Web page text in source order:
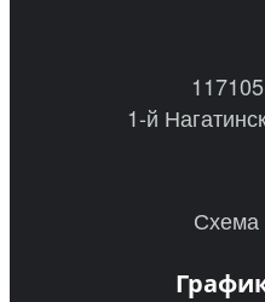
1-й
Схема